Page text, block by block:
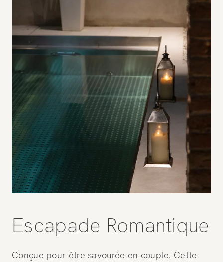
Escapade Romantique
Conçue pour être savourée en couple. Cette